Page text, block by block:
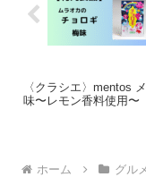
〈クラシエ〉mentos
味〜レモン香料使用
ホーム グル